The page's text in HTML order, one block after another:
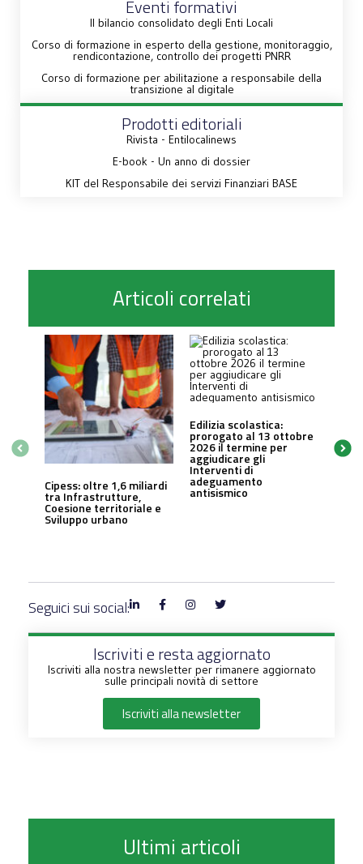
Eventi formativi
Il bilancio consolidato degli Enti Locali
Corso di formazione in esperto della gestione, monitoraggio,
rendicontazione, controllo dei progetti PNRR
Corso di formazione per abilitazione a responsabile della
transizione al digitale
Prodotti editoriali
Rivista - Entilocalinews
E-book - Un anno di dossier
KIT del Responsabile dei servizi Finanziari BASE
Articoli correlati
Cipess: oltre 1,6 miliardi
tra Infrastrutture,
Coesione territoriale e
Sviluppo urbano
Edilizia scolastica:
prorogato al 13 ottobre
2026 il termine per
aggiudicare gli
Interventi di
adeguamento
antisismico
Seguici sui social:
Iscriviti e resta aggiornato
Iscriviti alla nostra newsletter per rimanere aggiornato
sulle principali novità di settore
Iscriviti alla newsletter
Ultimi articoli